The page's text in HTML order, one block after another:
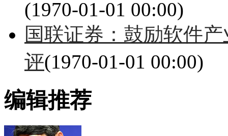
(1970-01-01 00:00)
国联证券：鼓励软件
评(1970-01-01 00:00)
编辑推荐